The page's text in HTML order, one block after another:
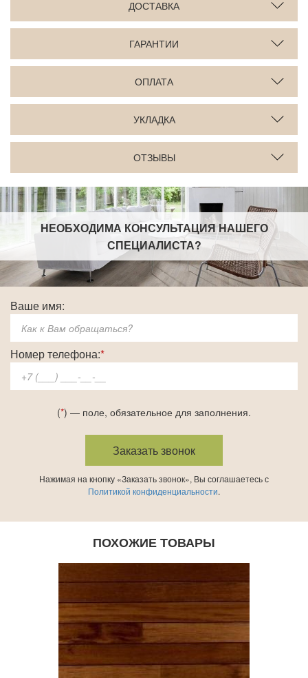
ДОСТАВКА
ГАРАНТИИ
ОПЛАТА
УКЛАДКА
ОТЗЫВЫ
НЕОБХОДИМА КОНСУЛЬТАЦИЯ НАШЕГО
СПЕЦИАЛИСТА?
Ваше имя:
Номер телефона:*
(*) — поле, обязательное для заполнения.
Нажимая на кнопку «Заказать звонок», Вы соглашаетесь с
Политикой конфиденциальности.
ПОХОЖИЕ ТОВАРЫ